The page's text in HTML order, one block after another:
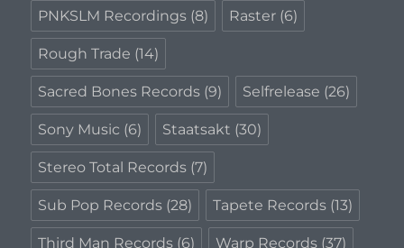
PNKSLM Recordings (8) Raster (6)
Rough Trade (14)
Sacred Bones Records (9) Selfrelease (26)
Sony Music (6) Staatsakt (30)
Stereo Total Records (7)
Sub Pop Records (28) Tapete Records (13)
Third Man Records (6) Warp Records (37)